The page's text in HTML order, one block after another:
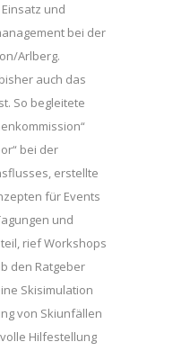
und
bei der
Arlberg.
auch das
So begleitete
bei der
erstellte
für Events
und
rief Workshops
den Ratgeber
Skisimulation
von Skiunfällen
Hilfestellung